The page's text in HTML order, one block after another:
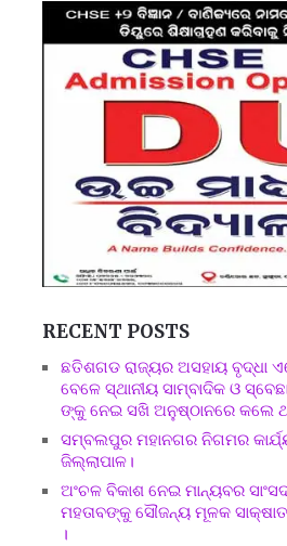
RECENT POSTS
ଛତିଶଗଡ ରାଜ୍ୟର ଅସହାୟ ବୃଦ୍ଧା
ବେଳେ ସ୍ଥାନୀୟ ସାମ୍ବାଦିକ ଓ
ଙ୍କୁ ନେଇ ସଖି ଅନୁଷ୍ଠାନରେ କଲେ
ସମ୍ବଲପୁର ମହାନଗର ନିଗମର
ଜିଲ୍ଲାପାଳ।
ଅଂଚଳ ବିକାଶ ନେଇ ମାନ୍ୟବର
ମହତାବଙ୍କୁ ସୌଜନ୍ୟ ମୂଳକ ସାକ୍ଷାତ
।